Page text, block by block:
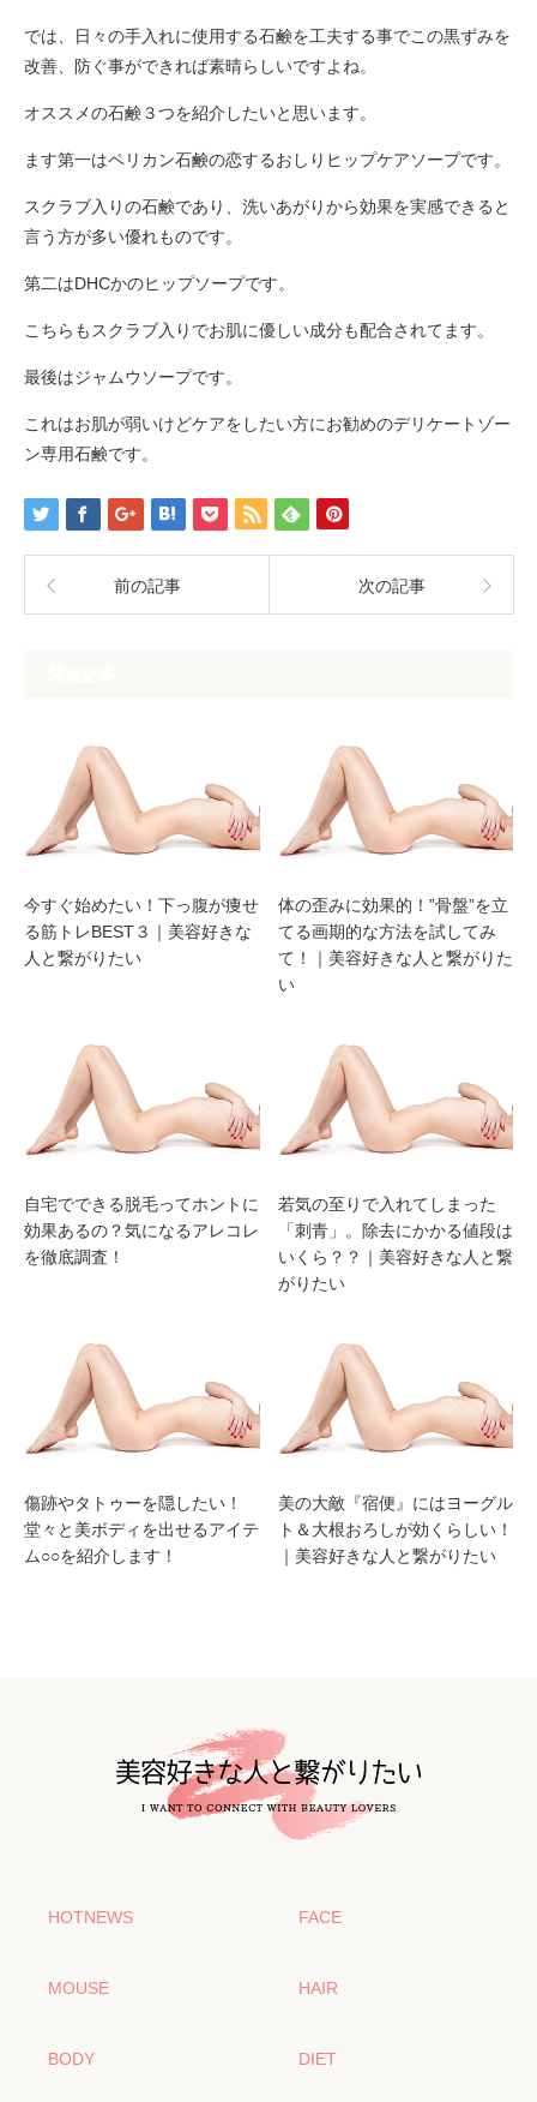
では、日々の手入れに使用する石鹸を工夫する事でこの黒ずみを
改善、防ぐ事ができれば素晴らしいですよね。
オススメの石鹸３つを紹介したいと思います。
ます第一はペリカン石鹸の恋するおしりヒップケアソープです。
スクラブ入りの石鹸であり、洗いあがりから効果を実感できると
言う方が多い優れものです。
第二はDHCかのヒップソープです。
こちらもスクラブ入りでお肌に優しい成分も配合されてます。
最後はジャムウソープです。
これはお肌が弱いけどケアをしたい方にお勧めのデリケートゾー
ン専用石鹸です。
前の記事 次の記事
今すぐ始めたい！下っ腹が痩せ
る筋トレBEST３｜美容好きな
人と繋がりたい
体の歪みに効果的！”骨盤”を立
てる画期的な方法を試してみ
て！｜美容好きな人と繋がりた
い
自宅でできる脱毛ってホントに
効果あるの？気になるアレコレ
を徹底調査！
若気の至りで入れてしまった
「刺青」。除去にかかる値段は
いくら？？｜美容好きな人と繋
がりたい
傷跡やタトゥーを隠したい！
堂々と美ボディを出せるアイテ
ム○○を紹介します！
美の大敵『宿便』にはヨーグル
ト＆大根おろしが効くらしい！
｜美容好きな人と繋がりたい
HOTNEWS FACE
MOUSE HAIR
BODY DIET